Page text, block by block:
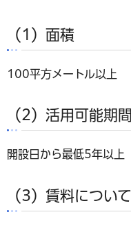
（1）面積
100平方メートル以上
（2）活用可能期間
開設日から最低5年以上
（3）賃料について